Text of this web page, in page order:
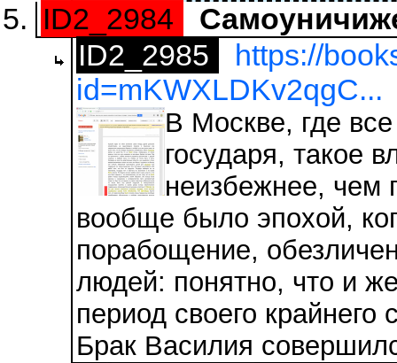
ID2_2984
ID2_2985
https://
id=mKWXLDKv2qgC...
В Москве, где
государя, такое
неизбежнее, чем
вообще было эпохой,
порабощение,
людей: понятно, что и
период своего
Брак Василия